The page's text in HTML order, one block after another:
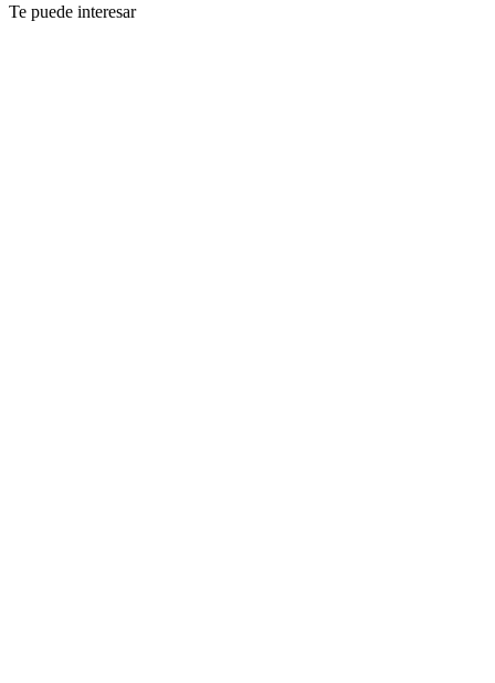
Te puede interesar